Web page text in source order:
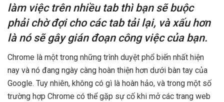
làm việc trên nhiều tab thì bạn sẽ buộc
phải chờ đợi cho các tab tải lại, và xấu hơn
là nó sẽ gây gián đoạn công việc của bạn.
Chrome là một trong những trình duyệt phổ biến nhất hiện
nay và nó đang ngày càng hoàn thiện hơn dưới bàn tay của
Google. Tuy nhiên, không có gì là hoàn hảo, và trong một số
trường hợp Chrome có thể gặp sự cố khi mở các trang web